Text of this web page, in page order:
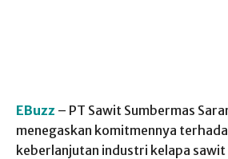
EBuzz – PT Sawit Sumbermas
menegaskan komitmennya
keberlanjutan industri kelapa sawit